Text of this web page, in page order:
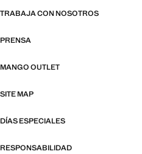
TRABAJA CON NOSOTROS
PRENSA
MANGO OUTLET
SITE MAP
DÍAS ESPECIALES
RESPONSABILIDAD